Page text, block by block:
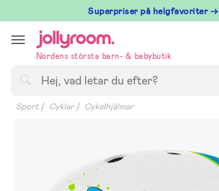
till
innehållet
Superpriser på helgfavoriter →
Nordens största barn- & babybutik
Sport Cyklar Cykelhjälmar